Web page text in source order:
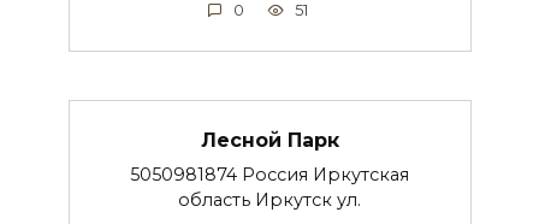
0 51
Лесной Парк
5050981874 Россия Иркутская
область Иркутск ул.